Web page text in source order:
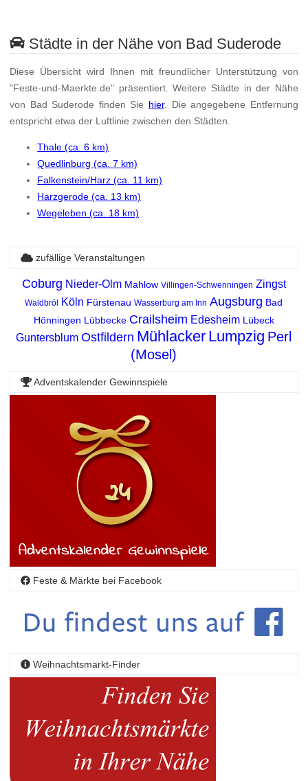
Städte in der Nähe von Bad Suderode
Diese Übersicht wird Ihnen mit freundlicher Unterstützung von
"Feste-und-Maerkte.de" präsentiert. Weitere Städte in der Nähe
von Bad Suderode finden Sie hier. Die angegebene Entfernung
entspricht etwa der Luftlinie zwischen den Städten.
Thale (ca. 6 km)
Quedlinburg (ca. 7 km)
Falkenstein/Harz (ca. 11 km)
Harzgerode (ca. 13 km)
Wegeleben (ca. 18 km)
zufällige Veranstaltungen
Coburg Nieder-Olm Mahlow Villingen-Schwenningen Zingst
Waldbröl Köln Fürstenau Wasserburg am Inn Augsburg Bad
Hönningen Lübbecke Crailsheim Edesheim Lübeck
Guntersblum Ostfildern Mühlacker Lumpzig Perl
(Mosel)
Adventskalender Gewinnspiele
Feste & Märkte bei Facebook
Weihnachtsmarkt-Finder